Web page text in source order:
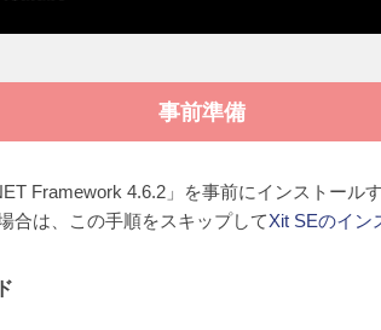
事前準備
Framework 4.6.2」を事前にインストール
合は、この手順をスキップしてXit SEのイン